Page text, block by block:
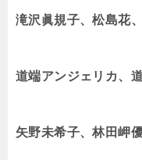
滝沢眞規子、松島花
道端アンジェリカ、
矢野未希子、林田岬